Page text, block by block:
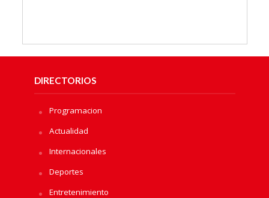
DIRECTORIOS
Programacion
Actualidad
Internacionales
Deportes
Entretenimiento